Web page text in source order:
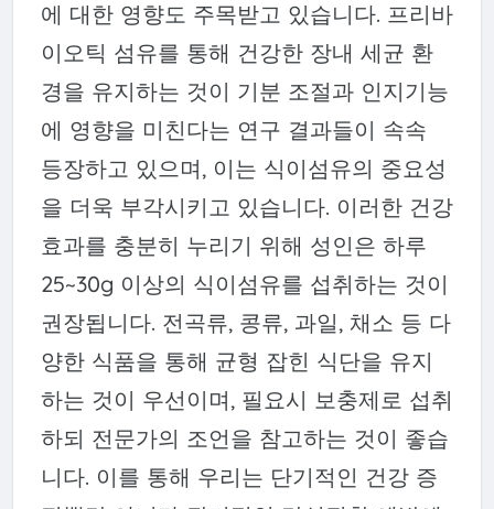
에 대한 영향도 주목받고 있습니다. 프리바
이오틱 섬유를 통해 건강한 장내 세균 환
경을 유지하는 것이 기분 조절과 인지기능
에 영향을 미친다는 연구 결과들이 속속
등장하고 있으며, 이는 식이섬유의 중요성
을 더욱 부각시키고 있습니다. 이러한 건강
효과를 충분히 누리기 위해 성인은 하루
25~30g 이상의 식이섬유를 섭취하는 것이
권장됩니다. 전곡류, 콩류, 과일, 채소 등 다
양한 식품을 통해 균형 잡힌 식단을 유지
하는 것이 우선이며, 필요시 보충제로 섭취
하되 전문가의 조언을 참고하는 것이 좋습
니다. 이를 통해 우리는 단기적인 건강 증